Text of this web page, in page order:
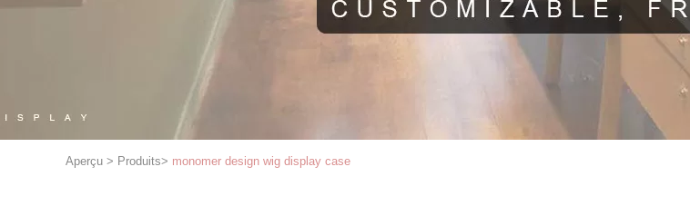
Aperçu > Produits> monomer design wig display case